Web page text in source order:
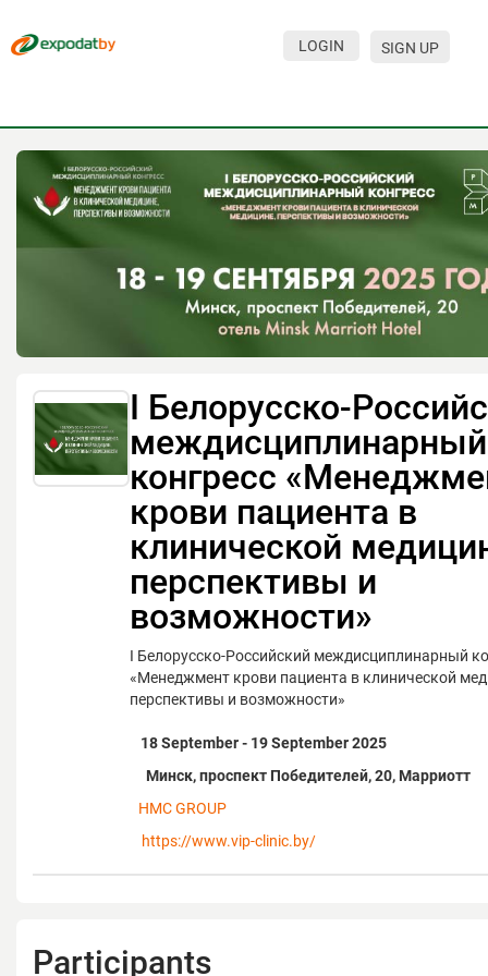
LOGIN SIGN UP
I Белорусско-
междисциплинарный
конгресс
крови пациента в
клинической
перспективы и
возможности»
I Белорусско-Российский междисциплинарный
«Менеджмент крови пациента в клинической
перспективы и возможности»
18 September - 19 September 2025
Минск, проспект Победителей, 20, Марриотт
HMC GROUP
https://www.vip-clinic.by/
Participants